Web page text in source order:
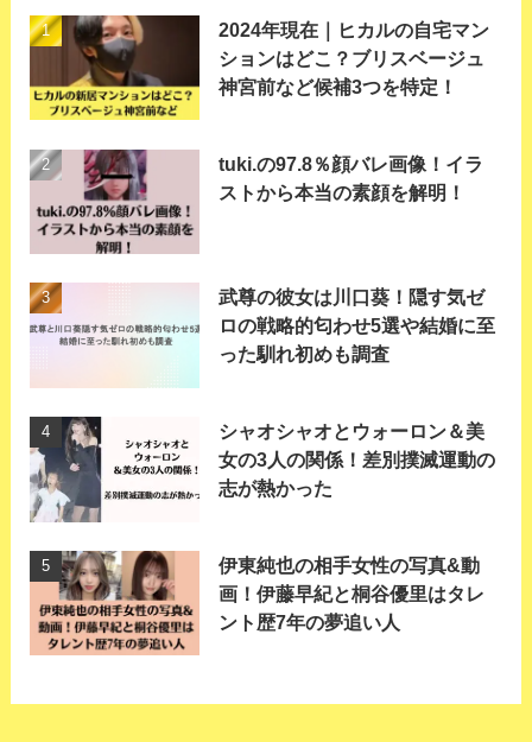
2024年現在｜ヒカルの自宅マン
ションはどこ？ブリスベージュ
神宮前など候補3つを特定！
tuki.の97.8％顔バレ画像！イラ
ストから本当の素顔を解明！
武尊の彼女は川口葵！隠す気ゼ
ロの戦略的匂わせ5選や結婚に至
った馴れ初めも調査
シャオシャオとウォーロン＆美
女の3人の関係！差別撲滅運動の
志が熱かった
伊東純也の相手女性の写真&動
画！伊藤早紀と桐谷優里はタレ
ント歴7年の夢追い人